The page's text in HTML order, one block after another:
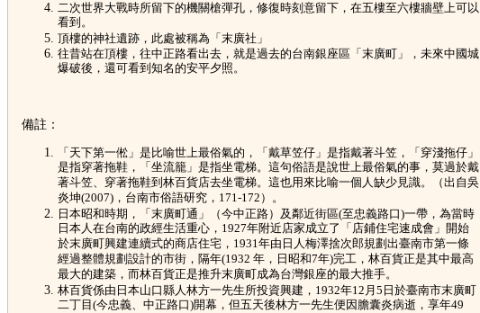
二次世界大戰時所留下的機關槍彈孔，修復時刻意留下，在五樓至六樓牆壁上可以
看到。
頂樓的神社遺跡，此處被稱為「末廣社」
往昔站在頂樓，往中正路看出去，就是過去的台南銀座區「末廣町」，未來中國城
爆破後，還可看到知名的安平夕照。
備註：
「天下第一倯」是比喻世上最俗氣的，「戴草笠仔」是指戴著斗笠，「穿淺拖仔」
是指穿著拖鞋，「坐流籠」是指坐電梯。這句俗語是說世上最俗氣的事，莫過於戴
著斗笠、穿著拖鞋到林百貨店去坐電梯。這也用來比喻一個人缺少見識。（出自吳
炎坤(2007)，台南市俗語研究，171-172）。
日本昭和時期，「末廣町通」（今中正路）及鄰近街區(至忠義路口)一帶，為當時
日本人在台南的政經生活重心，1927年附近店家成立了「店鋪住宅速成會」開始
於末廣町興建連續式的商店住宅，1931年由日人梅澤捨次郎規劃出臺南市第一條
經過整體規劃設計的市街，隔年(1932 年，日昭和7年)完工，林百貨正是其中最高
最大的建築，而林百貨正是推升末廣町成為台灣銀座的最大推手。
林百貨係由日本山口縣人林方一先生所投資興建，1932年12月5日於臺南市末廣町
二丁目(今忠義、中正路口)開幕，但五天後林方一先生便因膽囊炎病逝，享年49